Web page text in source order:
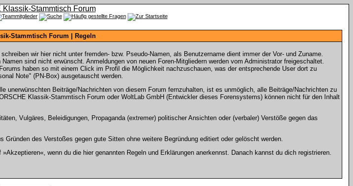
Stammtisch Forum | Regeln
wir hier nicht unter fremden- bzw. Pseudo-Namen, als Benutzername dient immer der Vor- und Zuname.
sind nicht erwünscht. Anmeldungen von neuen Foren-Mitgliedern werden vom Administrator freigeschaltet.
haben so mit einem Click im Profil die Möglichkeit nachzuschauen, was der entsprechende User dort zu
Note" (PN-Box) ausgetauscht werden.
Beiträge/Nachrichten von diesem Forum fernzuhalten, ist es unmöglich, alle Beiträge/Nachrichten zu
Klassik-Stammtisch Forum oder WoltLab GmbH (Entwickler dieses Forensystems) können nicht für den Inhalt
Vulgäres, Beleidigungen, Propaganda (extremer) politischer Ansichten oder (verbaler) Verstöße gegen das
des Verstoßes gegen gute Sitten ohne weitere Begründung editiert oder gelöscht werden.
wenn du die hier genannten Regeln und Erklärungen anerkennst. Danach kannst du dich registrieren.